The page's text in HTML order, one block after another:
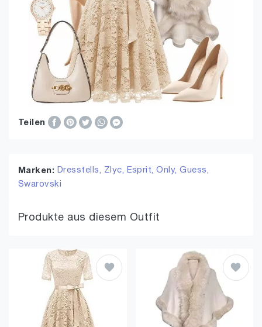
Teilen
Marken: Dresstells, Zlyc, Esprit,Only,Guess,
Swarovski
Produkte aus diesem Outfit